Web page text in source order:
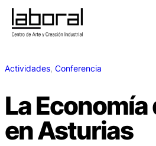
Actividades, Conferencia
La
en Asturias